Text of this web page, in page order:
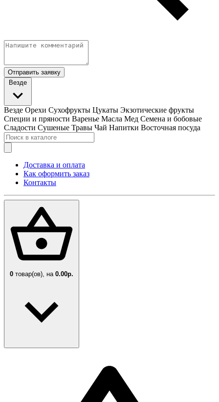
Отправить заявку
Везде
Везде Орехи Сухофрукты Цукаты Экзотические фрукты
Специи и пряности Варенье Масла Мед Семена и бобовые
Сладости Сушеные Травы Чай Напитки Восточная посуда
Доставка и оплата
Как оформить заказ
Контакты
0 товар(ов), на 0.00р.